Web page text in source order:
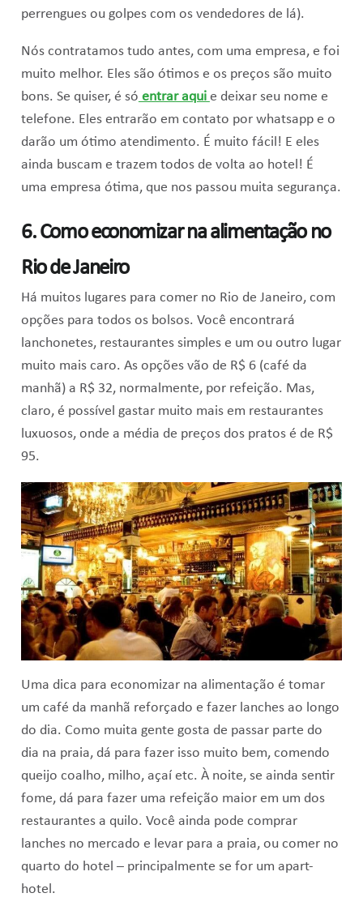
perrengues ou golpes com os vendedores de lá).
Nós contratamos tudo antes, com uma empresa, e foi
muito melhor. Eles são ótimos e os preços são muito
bons. Se quiser, é só entrar aqui e deixar seu nome e
telefone. Eles entrarão em contato por whatsapp e o
darão um ótimo atendimento. É muito fácil! E eles
ainda buscam e trazem todos de volta ao hotel! É
uma empresa ótima, que nos passou muita segurança.
6. Como economizar na alimentação no
Rio de Janeiro
Há muitos lugares para comer no Rio de Janeiro, com
opções para todos os bolsos. Você encontrará
lanchonetes, restaurantes simples e um ou outro lugar
muito mais caro. As opções vão de R$ 6 (café da
manhã) a R$ 32, normalmente, por refeição. Mas,
claro, é possível gastar muito mais em restaurantes
luxuosos, onde a média de preços dos pratos é de R$
95.
Uma dica para economizar na alimentação é tomar
um café da manhã reforçado e fazer lanches ao longo
do dia. Como muita gente gosta de passar parte do
dia na praia, dá para fazer isso muito bem, comendo
queijo coalho, milho, açaí etc. À noite, se ainda sentir
fome, dá para fazer uma refeição maior em um dos
restaurantes a quilo. Você ainda pode comprar
lanches no mercado e levar para a praia, ou comer no
quarto do hotel – principalmente se for um apart-
hotel.